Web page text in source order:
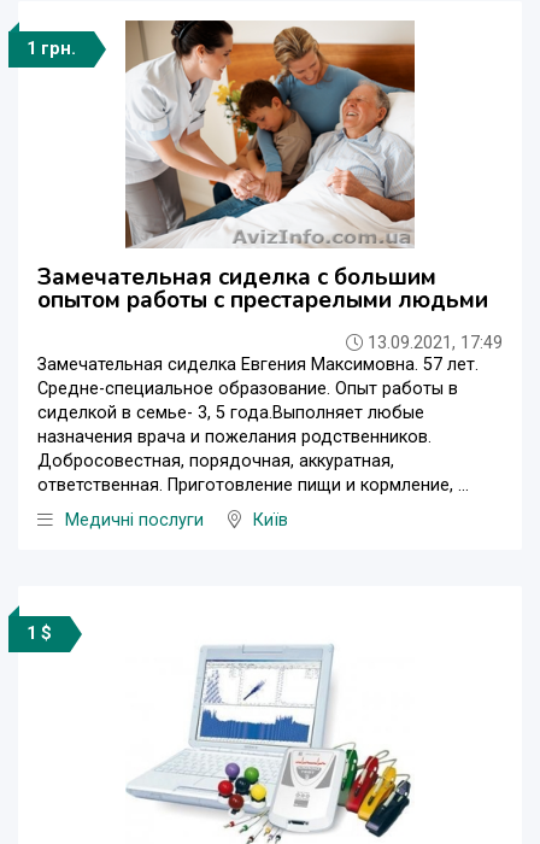
1 грн.
Замечательная сиделка с большим
опытом работы с престарелыми людьми
13.09.2021, 17:49
Замечательная сиделка Евгения Максимовна. 57 лет.
Средне-специальное образование. Опыт работы в
сиделкой в семье- 3, 5 года.Выполняет любые
назначения врача и пожелания родственников.
Добросовестная, порядочная, аккуратная,
ответственная. Приготовление пищи и кормление, ...
Медичні послуги
Київ
1 $